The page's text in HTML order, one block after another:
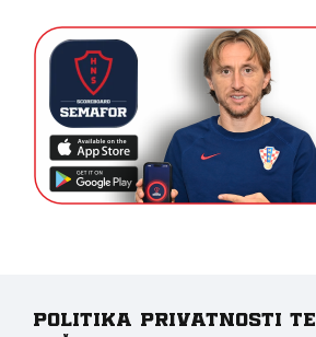
Politika privatnosti te